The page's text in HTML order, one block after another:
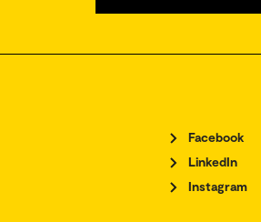
Facebook
LinkedIn
Instagram